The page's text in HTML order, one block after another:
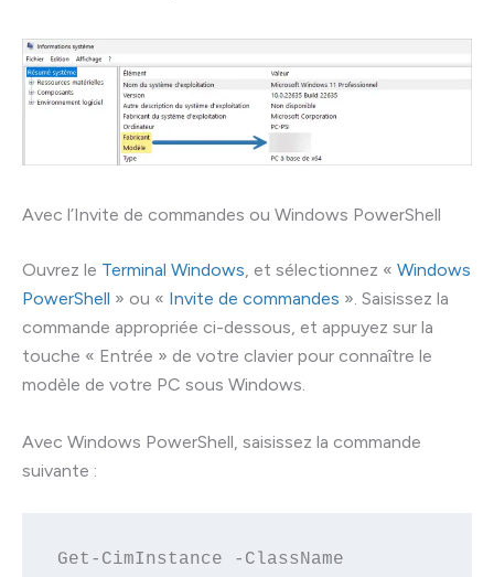
Avec l’Invite de commandes ou Windows PowerShell
Ouvrez le Terminal Windows, et sélectionnez « Windows
PowerShell » ou « Invite de commandes ». Saisissez la
commande appropriée ci-dessous, et appuyez sur la
touche « Entrée » de votre clavier pour connaître le
modèle de votre PC sous Windows.
Avec Windows PowerShell, saisissez la commande
suivante :
Get-CimInstance -ClassName